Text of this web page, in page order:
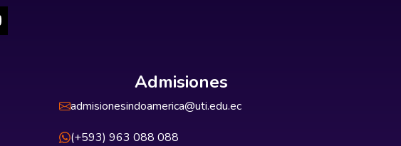
Admisiones
admisionesindoamerica@uti.edu.ec
(+593) 963 088 088